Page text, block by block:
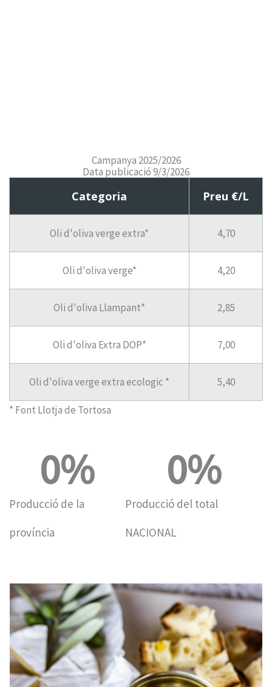
Campanya 2025/2026
Data publicació 9/3/2026
Categoria Preu €/L
Oli d'oliva verge extra* 4,70
Oli d'oliva verge* 4,20
Oli d'oliva Llampant* 2,85
Oli d'oliva Extra DOP* 7,00
Oli d'oliva verge extra ecologic * 5,40
* Font Llotja de Tortosa
Producció de la
província
0%
Producció del total
NACIONAL
0%